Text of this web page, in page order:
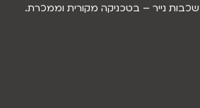
שכבות נייר – בטכניקה מקורית וממכרת.